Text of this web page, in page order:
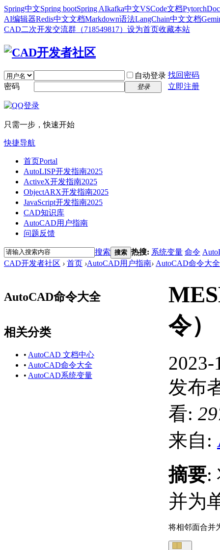
Spring中文Spring bootSpring AIkafka中文VSCode文档Pytorch
AI编辑器Redis中文文档Markdown语法LangChain中文文档
CAD二次开发交流群（718549817） 设为首页收藏本站
自动登录 找回密码
密码
登录 立即注册
只需一步，快速开始
快捷导航
首页Portal
AutoLISP开发指南2025
ActiveX开发指南2025
ObjectARX开发指南2025
JavaScript开发指南2025
CAD知识库
AutoCAD用户指南
问题反馈
搜索 搜索 热搜: 系统变量 命令
CAD开发者社区 › 首页 ›AutoCAD用户指南› AutoCAD命令大全
AutoCAD命令大全
相关分类
• AutoCAD 文档中心
• AutoCAD命令大全
• AutoCAD系统变量
令）
2023-
发布
看:
来自:
摘要:
并为
将相邻面合并